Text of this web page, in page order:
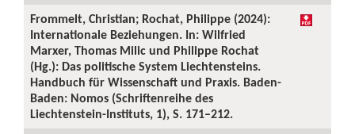
Frommelt, Christian; Rochat, Philippe (2024):
Internationale Beziehungen. In: Wilfried
Marxer, Thomas Milic und Philippe Rochat
(Hg.): Das politische System Liechtensteins.
Handbuch für Wissenschaft und Praxis. Baden-
Baden: Nomos (Schriftenreihe des
Liechtenstein-Instituts, 1), S. 171–212.